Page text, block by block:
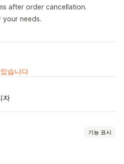
after order cancellation.
your needs.
습니다
자
기능 표시